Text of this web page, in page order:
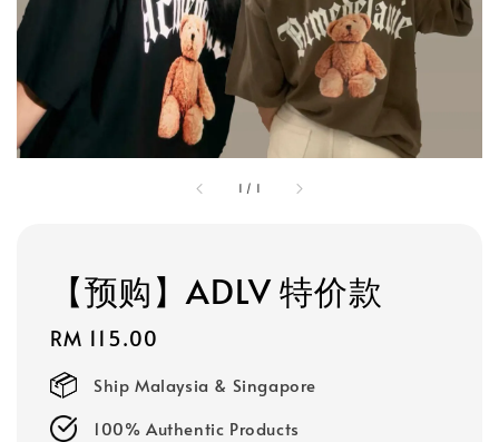
1 / 1
【预购】ADLV 特价款
Regular
price
RM 115.00
Ship Malaysia & Singapore
100% Authentic Products